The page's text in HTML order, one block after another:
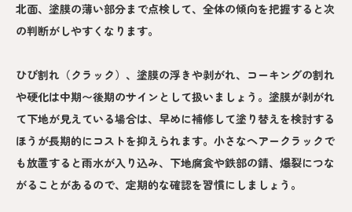
北面、塗膜の薄い部分まで点検して、全体の傾向を把握すると次
の判断がしやすくなります。
ひび割れ（クラック）、塗膜の浮きや剥がれ、コーキングの割れ
や硬化は中期〜後期のサインとして扱いましょう。塗膜が剥がれ
て下地が見えている場合は、早めに補修して塗り替えを検討する
ほうが長期的にコストを抑えられます。小さなヘアークラックで
も放置すると雨水が入り込み、下地腐食や鉄部の錆、爆裂につな
がることがあるので、定期的な確認を習慣にしましょう。